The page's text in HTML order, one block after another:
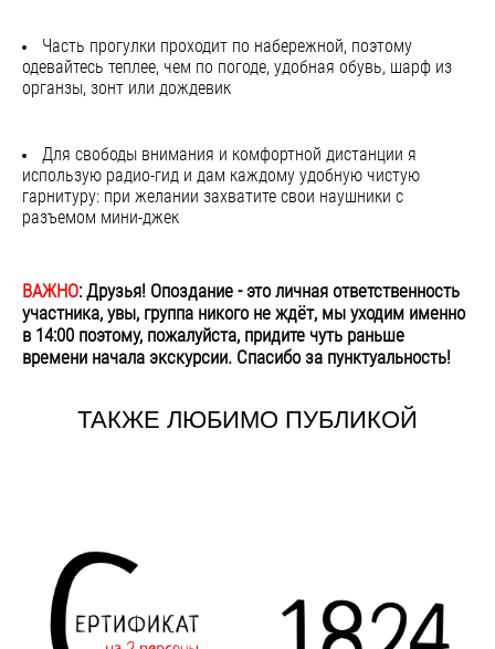
Часть прогулки проходит по набережной, поэтому
одевайтесь теплее, чем по погоде, удобная обувь, шарф из
органзы, зонт или дождевик
Для свободы внимания и комфортной дистанции я
использую радио-гид и дам каждому удобную чистую
гарнитуру: при желании захватите свои наушники с
разъемом мини-джек
ВАЖНО:Друзья! Опоздание - это личная ответственность
участника, увы, группа никого не ждёт, мы уходим именно
в 14:00 поэтому, пожалуйста, придите чуть раньше
времени начала экскурсии. Спасибо за пунктуальность!
ТАКЖЕ ЛЮБИМО ПУБЛИКОЙ